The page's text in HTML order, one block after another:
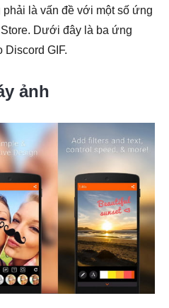
là vấn đề với một số ứng
Dưới đây là ba ứng
Discord GIF.
ảnh